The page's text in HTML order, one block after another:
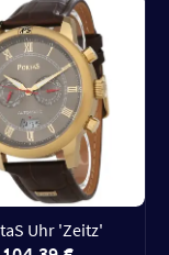
Uhr 'Zeitz'